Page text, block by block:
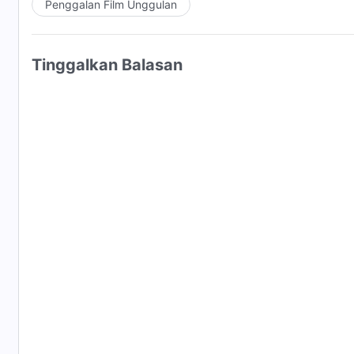
Penggalan Film Unggulan
Tinggalkan Balasan